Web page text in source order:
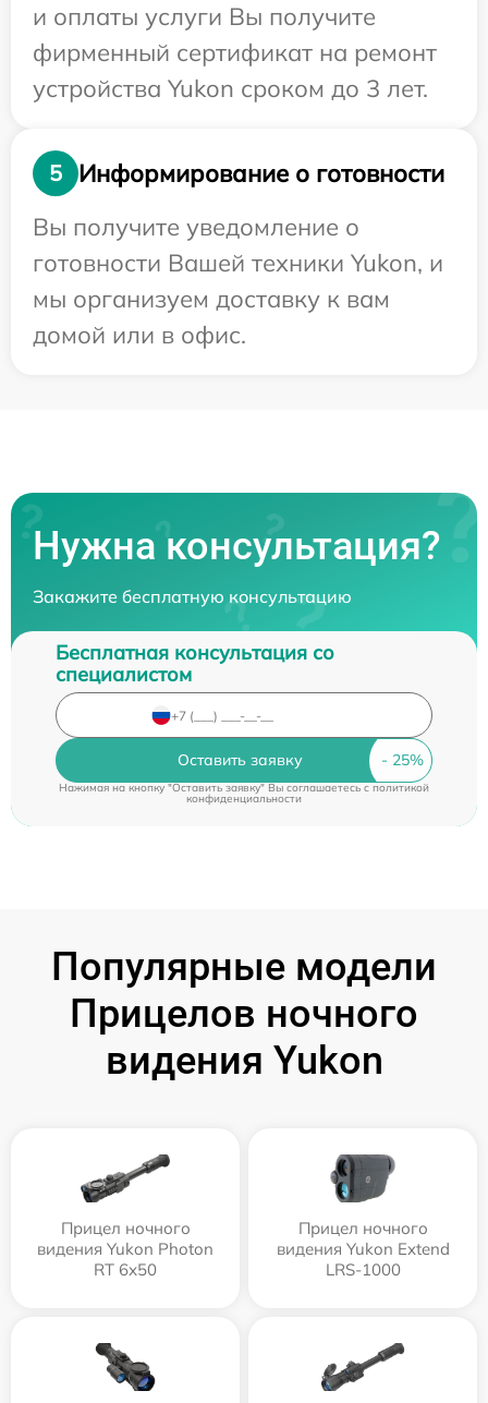
и оплаты услуги Вы получите
фирменный сертификат на ремонт
устройства Yukon сроком до 3 лет.
5
Информирование о готовности
Вы получите уведомление о
готовности Вашей техники Yukon, и
мы организуем доставку к вам
домой или в офис.
Нужна консультация?
Закажите бесплатную консультацию
Бесплатная консультация со
специалистом
Оставить заявку
Нажимая на кнопку "Оставить заявку" Вы соглашаетесь c политикой
конфиденциальности
Популярные модели
Прицелов ночного
видения Yukon
Прицел ночного
видения Yukon Photon
RT 6х50
Прицел ночного
видения Yukon Extend
LRS-1000